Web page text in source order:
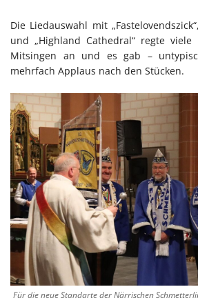
Die Liedauswahl mit
und „Highland Cathedral“ regte viele
Mitsingen an und es gab –
mehrfach Applaus nach den Stücken.
Für die neue Standarte der Närrischen